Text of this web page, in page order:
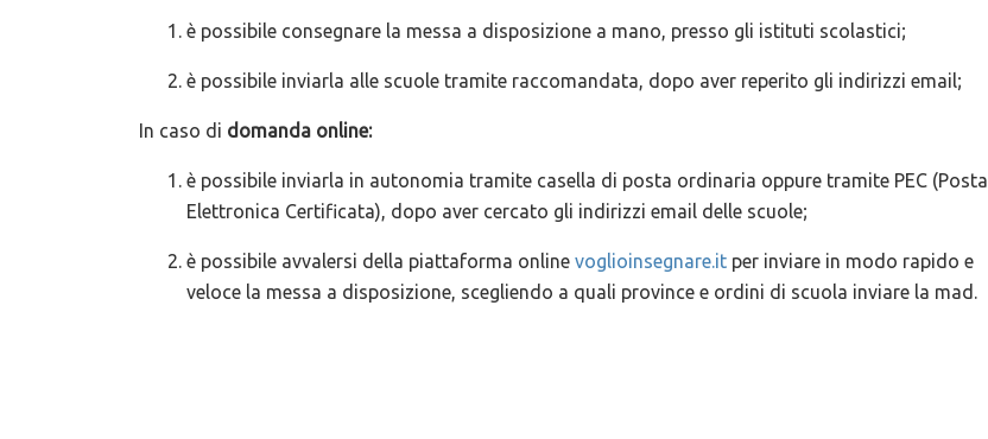
è possibile consegnare la messa a disposizione a mano, presso gli istituti scolastici;
è possibile inviarla alle scuole tramite raccomandata, dopo aver reperito gli indirizzi email;
In caso di domanda online:
è possibile inviarla in autonomia tramite casella di posta ordinaria oppure tramite PEC (Posta
Elettronica Certificata), dopo aver cercato gli indirizzi email delle scuole;
è possibile avvalersi della piattaforma online voglioinsegnare.it per inviare in modo rapido e
veloce la messa a disposizione, scegliendo a quali province e ordini di scuola inviare la mad.